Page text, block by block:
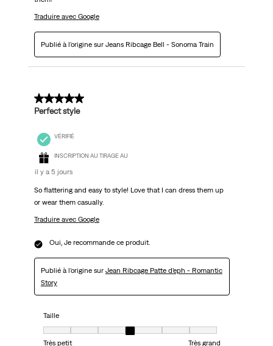
Traduire avec Google
Publié à l'origine sur Jeans Ribcage Bell - Sonoma Train
5 sur 5 étoiles.
Perfect style
VÉRIFIÉ
INSCRIPTION AU TIRAGE AU
il y a 5 jours
So flattering and easy to style! Love that I can dress them up
or wear them casually.
Traduire avec Google
Oui, Je recommande ce produit.
Publié à l'origine sur Jean Ribcage Patte d’eph - Romantic
Story
Taille
Taille, 4 sur 7, où 1 est égal à Très petit et 7 est égal à Très grand
Très petit
Très grand